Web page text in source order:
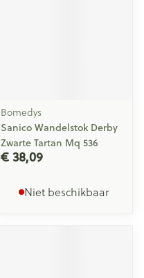
Bomedys
Sanico Wandelstok Derby
Zwarte Tartan Mq 536
€ 38,09
Niet beschikbaar